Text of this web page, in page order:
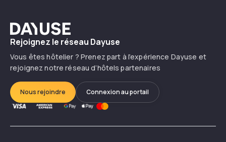
Dayuse
Rejoignez le réseau Dayuse
Vous êtes hôtelier ? Prenez part à l’expérience Dayuse et
rejoignez notre réseau d’hôtels partenaires
Nous rejoindre Connexion au portail